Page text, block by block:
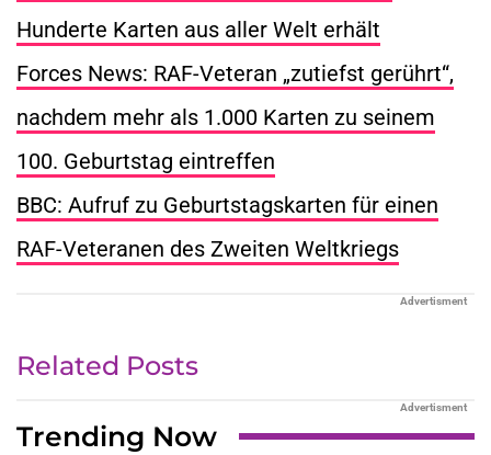
Hunderte Karten aus aller Welt erhält
Forces News: RAF-Veteran „zutiefst gerührt“,
nachdem mehr als 1.000 Karten zu seinem
100. Geburtstag eintreffen
BBC: Aufruf zu Geburtstagskarten für einen
RAF-Veteranen des Zweiten Weltkriegs
Advertisment
Related Posts
Advertisment
Trending Now